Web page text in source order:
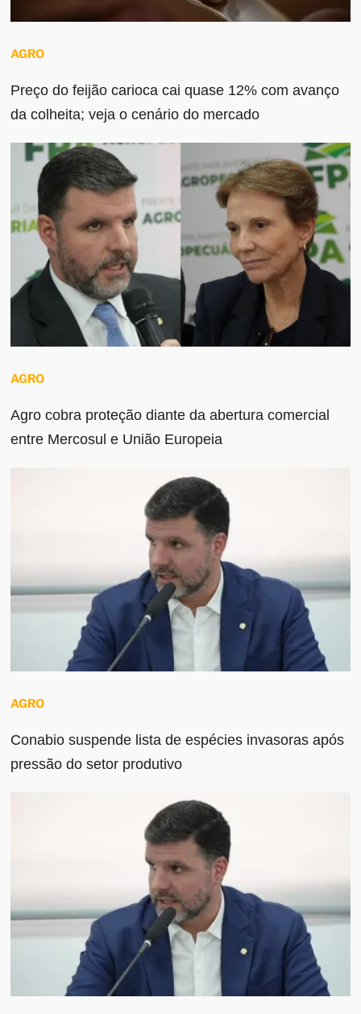
AGRO
Preço do feijão carioca cai quase 12% com avanço
da colheita; veja o cenário do mercado
AGRO
Agro cobra proteção diante da abertura comercial
entre Mercosul e União Europeia
AGRO
Conabio suspende lista de espécies invasoras após
pressão do setor produtivo